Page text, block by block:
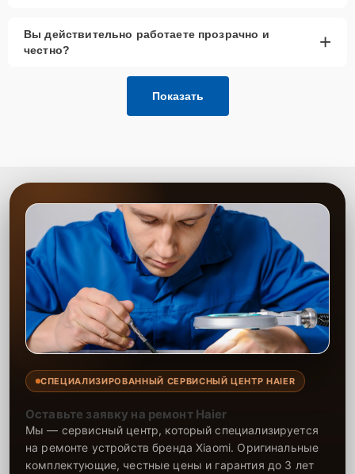
Вы действительно работаете прозрачно и
честно?
+
Показать
СПЕЦИАЛИЗИРОВАННЫЙ СЕРВИСНЫЙ ЦЕНТР HAIER
Оставьте заявку на ремонт Haier
Мы — сервисный центр, который специализируется
на ремонте устройств бренда Xiaomi. Оригинальные
комплектующие, честные цены и гарантия до 3 лет